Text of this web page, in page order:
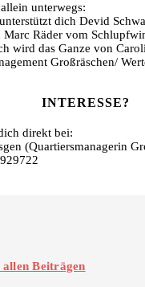
unterwegs:
dich Devid
Marc Räder vom
wird das Ganze von
Großräschen/
INTERESSE?
direkt bei:
(Quartiersmanagerin
Beiträgen